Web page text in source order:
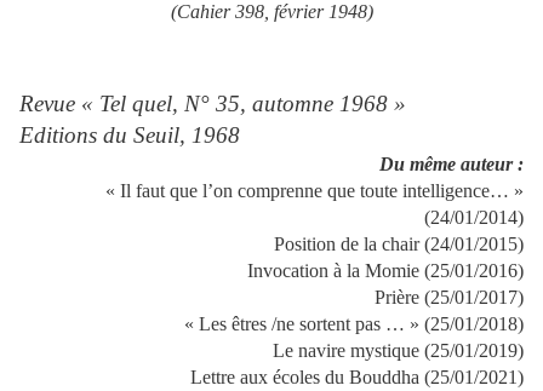
(Cahier 398, février 1948)
Revue « Tel quel, N° 35, automne 1968 »
Editions du Seuil, 1968
Du même auteur :
« Il faut que l’on comprenne que toute intelligence… »
(24/01/2014)
Position de la chair (24/01/2015)
Invocation à la Momie (25/01/2016)
Prière (25/01/2017)
« Les êtres /ne sortent pas … » (25/01/2018)
Le navire mystique (25/01/2019)
Lettre aux écoles du Bouddha (25/01/2021)